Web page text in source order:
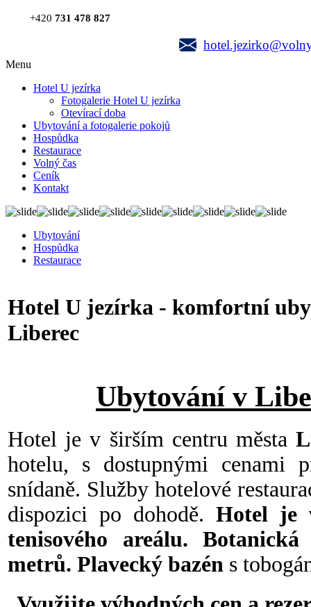
+420 731 478 827
Menu
Hotel U jezírka
Fotogalerie Hotel U jezírka
Otevírací doba
Ubytování a fotogalerie pokojů
Hospůdka
Restaurace
Volný čas
Ceník
Kontakt
Ubytování
Hospůdka
Restaurace
Hotel U jezírka - komfortní
Liberec
Ubytování v
Hotel je v širším centru města
hotelu, s dostupnými cenami
snídaně. Služby hotelové
dispozici po dohodě. Hotel je
tenisového areálu.
metrů. Plavecký bazén s